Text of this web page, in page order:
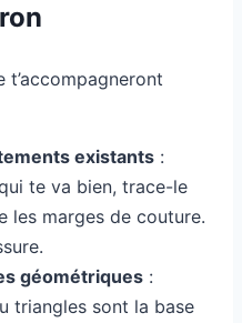
t’accompagneront
existants :
te va bien, trace-le
les marges de couture.
géométriques :
triangles sont la base